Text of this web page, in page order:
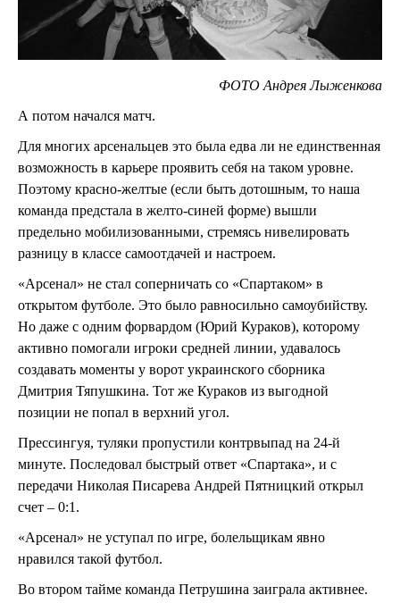
ФОТО Андрея Лыженкова
А потом начался матч.
Для многих арсенальцев это была едва ли не единственная
возможность в карьере проявить себя на таком уровне.
Поэтому красно-желтые (если быть дотошным, то наша
команда предстала в желто-синей форме) вышли
предельно мобилизованными, стремясь нивелировать
разницу в классе самоотдачей и настроем.
«Арсенал» не стал соперничать со «Спартаком» в
открытом футболе. Это было равносильно самоубийству.
Но даже с одним форвардом (Юрий Кураков), которому
активно помогали игроки средней линии, удавалось
создавать моменты у ворот украинского сборника
Дмитрия Тяпушкина. Тот же Кураков из выгодной
позиции не попал в верхний угол.
Прессингуя, туляки пропустили контрвыпад на 24-й
минуте. Последовал быстрый ответ «Спартака», и с
передачи Николая Писарева Андрей Пятницкий открыл
счет – 0:1.
«Арсенал» не уступал по игре, болельщикам явно
нравился такой футбол.
Во втором тайме команда Петрушина заиграла активнее.